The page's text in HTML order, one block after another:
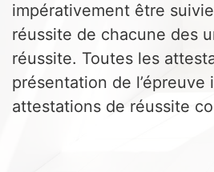
impérativement être
réussite de chacune des
réussite. Toutes les
présentation de
attestations de réussite